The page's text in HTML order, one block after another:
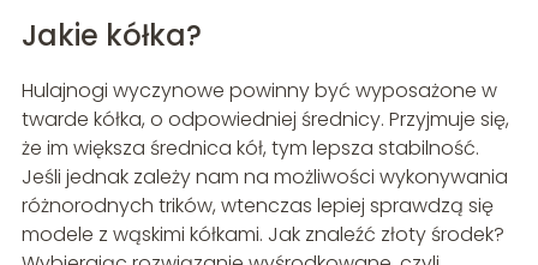
Jakie kółka?
Hulajnogi wyczynowe powinny być wyposażone w
twarde kółka, o odpowiedniej średnicy. Przyjmuje się,
że im większa średnica kół, tym lepsza stabilność.
Jeśli jednak zależy nam na możliwości wykonywania
różnorodnych trików, wtenczas lepiej sprawdzą się
modele z wąskimi kółkami. Jak znaleźć złoty środek?